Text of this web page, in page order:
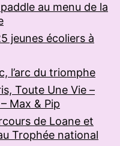
au menu de la
jeunes écoliers à
l’arc du triomphe
Toute Une Vie –
Max & Pip
de Loane et
Trophée national